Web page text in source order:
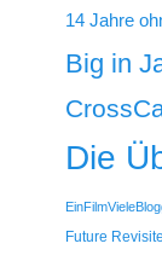
14 Jahre
Big in
Die
Future